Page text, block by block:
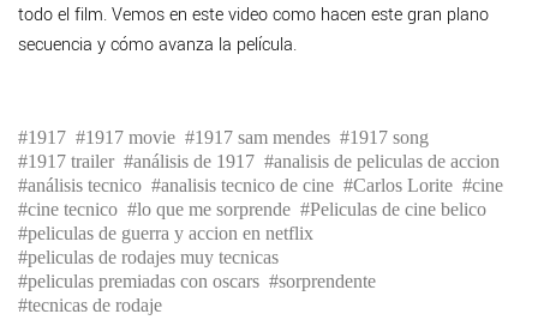
todo el film. Vemos en este video como hacen este gran plano
secuencia y cómo avanza la película.
1917 1917 movie 1917 sam mendes
1917 song
1917 trailer
análisis de 1917
analisis de peliculas de accion
análisis tecnico
analisis tecnico de cine Carlos Lorite
cine
cine tecnico
lo que me sorprende
Peliculas de cine belico
peliculas de guerra y accion en netflix
peliculas de rodajes muy tecnicas
peliculas premiadas con oscars
sorprendente
tecnicas de rodaje